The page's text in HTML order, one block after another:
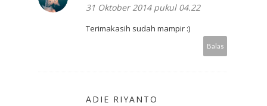
31 Oktober 2014 pukul 04.22
Terimakasih sudah mampir :)
Balas
ADIE RIYANTO